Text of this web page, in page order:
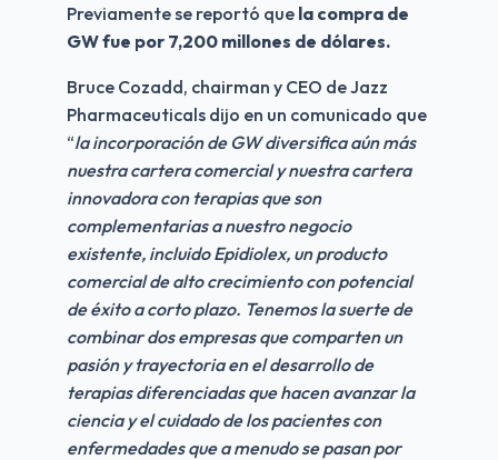
Previamente se reportó que la compra de
GW fue por 7,200 millones de dólares.
Bruce Cozadd, chairman y CEO de Jazz
Pharmaceuticals dijo en un comunicado que
“la incorporación de GW diversifica aún más
nuestra cartera comercial y nuestra cartera
innovadora con terapias que son
complementarias a nuestro negocio
existente, incluido Epidiolex, un producto
comercial de alto crecimiento con potencial
de éxito a corto plazo. Tenemos la suerte de
combinar dos empresas que comparten un
pasión y trayectoria en el desarrollo de
terapias diferenciadas que hacen avanzar la
ciencia y el cuidado de los pacientes con
enfermedades que a menudo se pasan por